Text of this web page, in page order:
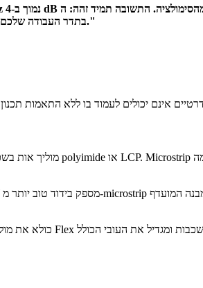
שלושה עד ארבעה ממה שהסימולטור הניח לפי ערך דף הנתונים ב-1 GHz. מדדו Dk ו-Df בתדר העבודה שלכם לפני שאתם מתחייבים לחומר."